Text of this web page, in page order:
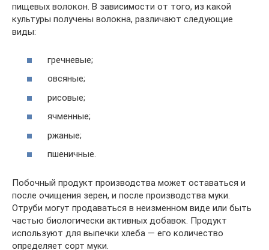
пищевых волокон. В зависимости от того, из какой
культуры получены волокна, различают следующие
виды:
гречневые;
овсяные;
рисовые;
ячменные;
ржаные;
пшеничные.
Побочный продукт производства может оставаться и
после очищения зерен, и после производства муки.
Отруби могут продаваться в неизменном виде или быть
частью биологически активных добавок. Продукт
используют для выпечки хлеба — его количество
определяет сорт муки.